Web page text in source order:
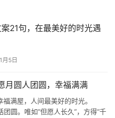
21句，在最美好的时光遇
月5日
月圆人团圆，幸福满满
福满屋，人间最美好的时光。
圆。唯如“但愿人长久”，方得“千